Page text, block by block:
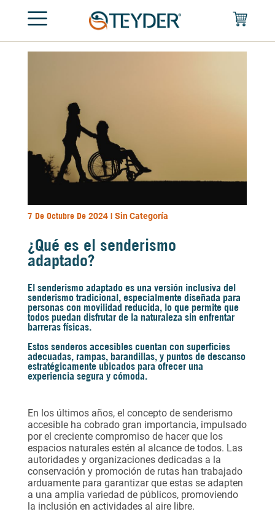
7 De Octubre De 2024 | Sin Categoría
¿Qué es el senderismo
adaptado?
El senderismo adaptado es una versión inclusiva del
senderismo tradicional, especialmente diseñada para
personas con movilidad reducida, lo que permite que
todos puedan disfrutar de la naturaleza sin enfrentar
barreras físicas.
Estos senderos accesibles cuentan con superficies
adecuadas, rampas, barandillas, y puntos de descanso
estratégicamente ubicados para ofrecer una
experiencia segura y cómoda.
En los últimos años, el concepto de senderismo
accesible ha cobrado gran importancia, impulsado
por el creciente compromiso de hacer que los
espacios naturales estén al alcance de todos. Las
autoridades y organizaciones dedicadas a la
conservación y promoción de rutas han trabajado
arduamente para garantizar que estas se adapten
a una amplia variedad de públicos, promoviendo
la inclusión en actividades al aire libre.